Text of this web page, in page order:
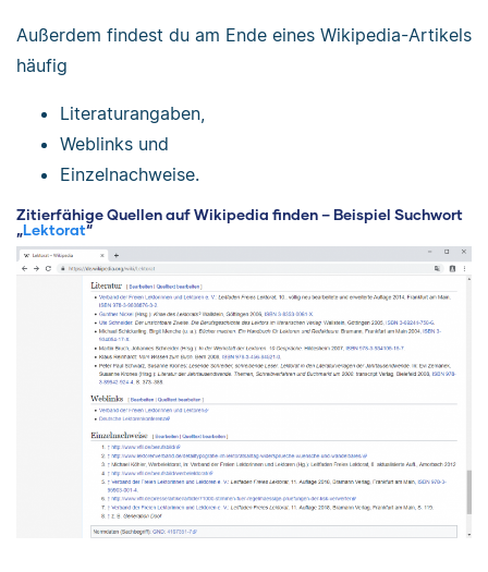
Außerdem findest du am Ende eines Wikipedia-Artikels
häufig
Literaturangaben,
Weblinks und
Einzelnachweise.
Zitierfähige Quellen auf Wikipedia finden – Beispiel Suchwort
„Lektorat“